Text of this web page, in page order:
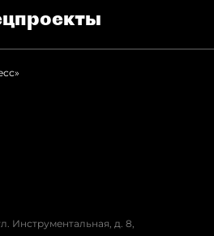
Инструментальная, д. 8,